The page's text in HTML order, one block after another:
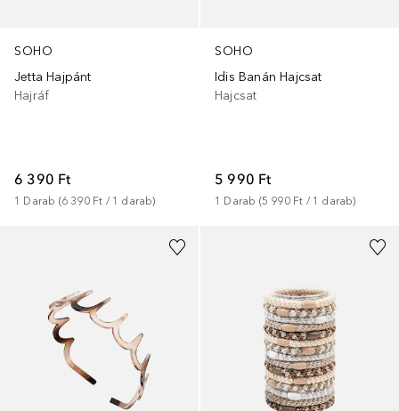
SOHO
Jetta Hajpánt
Hajráf
6 390 Ft
1 Darab (6 390 Ft / 1 darab)
SOHO
Idis Banán Hajcsat
Hajcsat
5 990 Ft
1 Darab (5 990 Ft / 1 darab)
+1